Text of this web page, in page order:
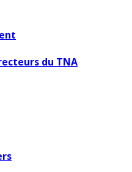
du TNA